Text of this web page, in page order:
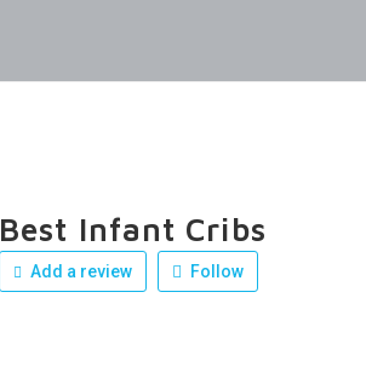
Best Infant Cribs
Add a review Follow